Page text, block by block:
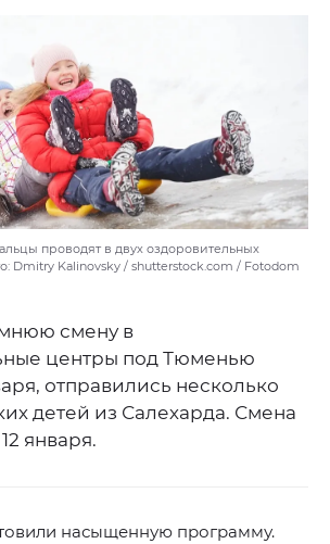
проводят в двух оздоровительных
Dmitry Kalinovsky / shutterstock.com / Fotodom
смену в
центры под Тюменью
отправились несколько
детей из Салехарда. Смена
января.
насыщенную программу.